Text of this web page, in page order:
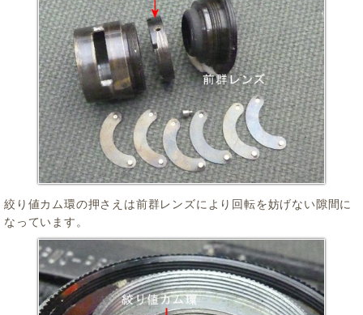
絞り値カム環の押さえは前群レンズにより回転を妨げない隙間に
なっています。